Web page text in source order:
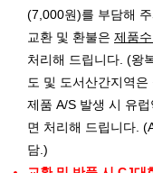
(7,000원)를 부담해
교환 및 환불은 제품
처리해 드립니다. (왕
도 및 도서산간지역
제품 A/S 발생 시 유
면 처리해 드립니다.
담.)